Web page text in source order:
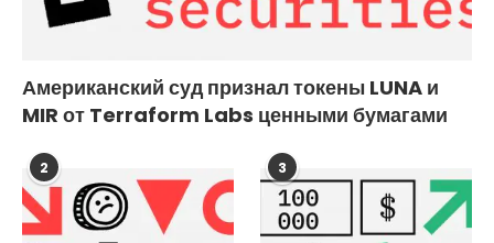
Американский суд признал токены LUNA и
MIR от Terraform Labs ценными бумагами
2 3